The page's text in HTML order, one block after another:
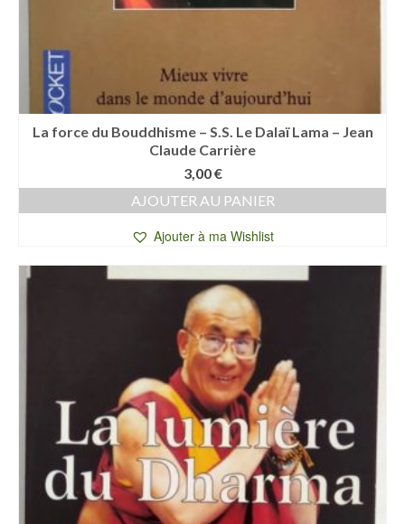
La force du Bouddhisme – S.S. Le Dalaï Lama – Jean
Claude Carrière
3,00€
AJOUTER AU PANIER
Ajouter à ma Wishlist